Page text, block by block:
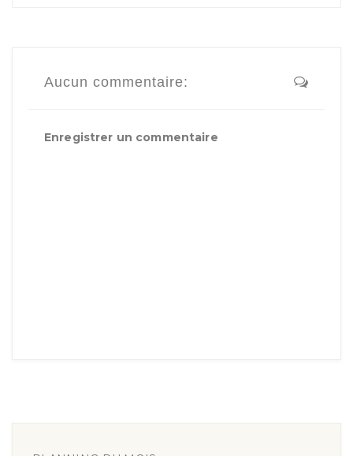
Aucun commentaire:
Enregistrer un commentaire